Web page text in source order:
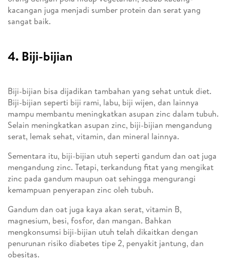
kacangan juga menjadi sumber protein dan serat yang
sangat baik.
4. Biji-bijian
Biji-bijian bisa dijadikan tambahan yang sehat untuk diet.
Biji-bijian seperti biji rami, labu, biji wijen, dan lainnya
mampu membantu meningkatkan asupan zinc dalam tubuh.
Selain meningkatkan asupan zinc, biji-bijian mengandung
serat, lemak sehat, vitamin, dan mineral lainnya.
Sementara itu, biji-bijian utuh seperti gandum dan oat juga
mengandung zinc. Tetapi, terkandung fitat yang mengikat
zinc pada gandum maupun oat sehingga mengurangi
kemampuan penyerapan zinc oleh tubuh.
Gandum dan oat juga kaya akan serat, vitamin B,
magnesium, besi, fosfor, dan mangan. Bahkan
mengkonsumsi biji-bijian utuh telah dikaitkan dengan
penurunan risiko diabetes tipe 2, penyakit jantung, dan
obesitas.